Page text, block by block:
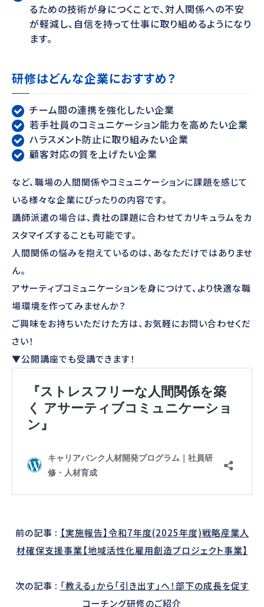
るための技術が身につくことで、対人関係への不安
が軽減し、自信を持って仕事に取り組めるようになり
ます。
研修はどんな企業におすすめ？
チーム間の連携を強化したい企業
若手社員のコミュニケーション能力を高めたい企業
ハラスメント防止に取り組みたい企業
顧客対応の質を上げたい企業
など、職場の人間関係やコミュニケーションに課題を感じて
いる様々な企業にぴったりの内容です。
講師派遣の場合は、貴社の課題に合わせてカリキュラムをカ
スタマイズすることも可能です。
人間関係の悩みを抱えているのは、あなただけではありませ
ん。
アサーティブコミュニケーションを身につけて、より快適な職
場環境を作ってみませんか？
ご興味をお持ちいただけた方は、お気軽にお問い合わせくだ
さい！
▼公開講座でも受講できます！
前の記事 : 【実施報告】令和7年度(2025年度)戦略産業人
材確保支援事業【地域活性化雇用創造プロジェクト事業】
次の記事 : 「教える」から「引き出す」へ！部下の成長を促す
コーチング研修のご紹介